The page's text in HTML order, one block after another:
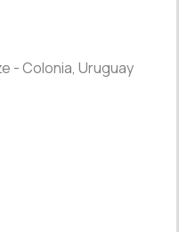
- Colonia, Uruguay